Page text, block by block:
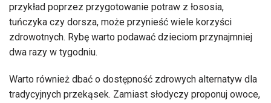
przykład poprzez przygotowanie potraw z łososia,
tuńczyka czy dorsza, może przynieść wiele korzyści
zdrowotnych. Rybę warto podawać dzieciom przynajmniej
dwa razy w tygodniu.
Warto również dbać o dostępność zdrowych alternatyw dla
tradycyjnych przekąsek. Zamiast słodyczy proponuj owoce,